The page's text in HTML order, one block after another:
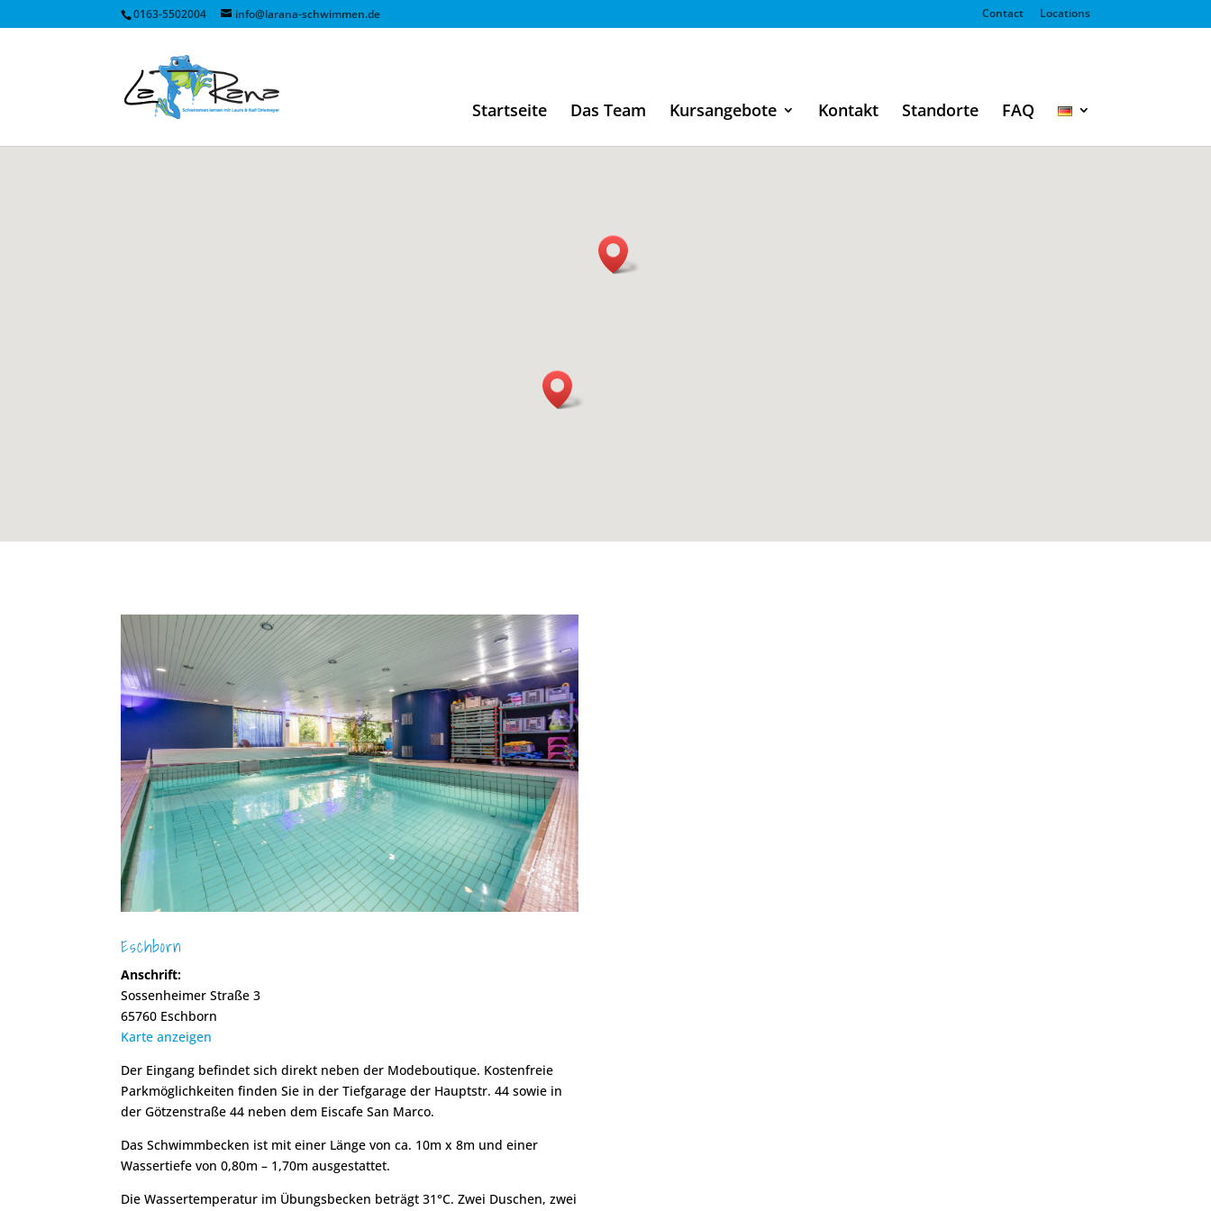
0163-5502004 info@larana-schwimmen.de Contact Locations
Startseite Das Team Kursangebote Kontakt Standorte FAQ
Eschborn
Anschrift:
Sossenheimer Straße 3
65760 Eschborn
Karte anzeigen
Der Eingang befindet sich direkt neben der Modeboutique. Kostenfreie
Parkmöglichkeiten finden Sie in der Tiefgarage der Hauptstr. 44 sowie in
der Götzenstraße 44 neben dem Eiscafe San Marco.
Das Schwimmbecken ist mit einer Länge von ca. 10m x 8m und einer
Wassertiefe von 0,80m – 1,70m ausgestattet.
Die Wassertemperatur im Übungsbecken beträgt 31°C. Zwei Duschen, zwei